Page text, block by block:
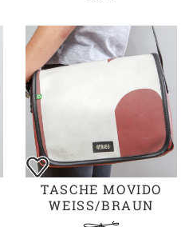
TASCHE MOVIDO
WEISS/BRAUN